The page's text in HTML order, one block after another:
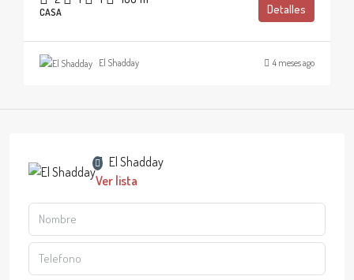
CASA Detalles
El Shadday 4 meses ago
El Shadday
Ver lista